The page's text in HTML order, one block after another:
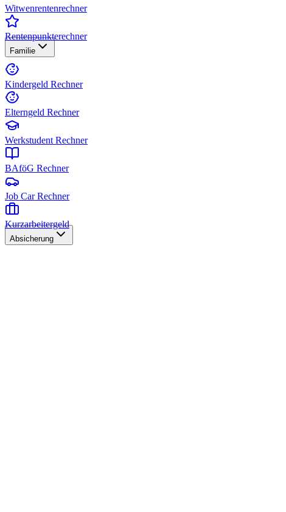
Witwenrentenrechner
Rentenpunkterechner
Familie
Kindergeld Rechner
Elterngeld Rechner
Werkstudent Rechner
BAföG Rechner
Job Car Rechner
Kurzarbeitergeld
Absicherung